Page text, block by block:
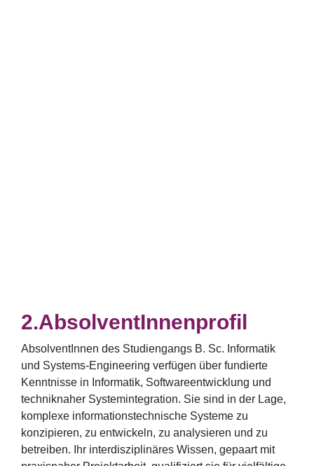
AbsolventInnenprofil
AbsolventInnen des Studiengangs B. Sc. Informatik
und Systems-Engineering verfügen über fundierte
Kenntnisse in Informatik, Softwareentwicklung und
techniknaher Systemintegration. Sie sind in der Lage,
komplexe informationstechnische Systeme zu
konzipieren, zu entwickeln, zu analysieren und zu
betreiben. Ihr interdisziplinäres Wissen, gepaart mit